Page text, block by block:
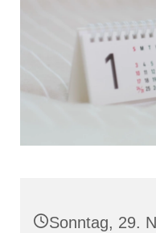
Sonntag, 29.